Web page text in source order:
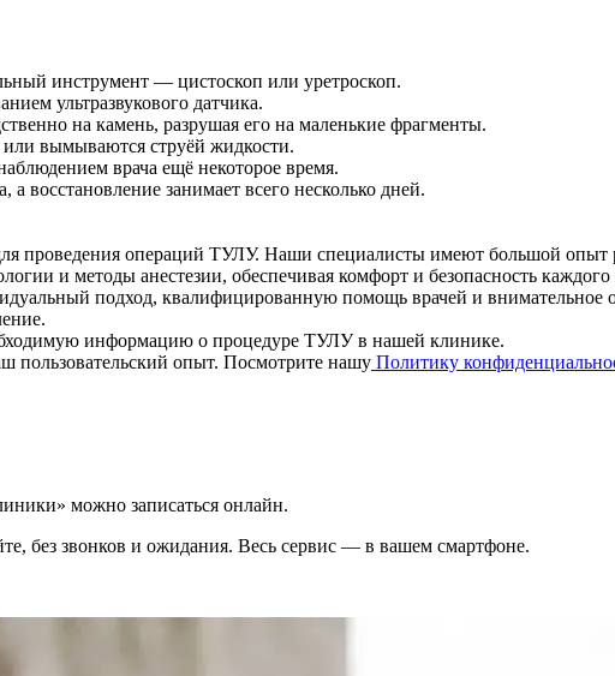
инструмент — цистоскоп или уретроскоп.
ультразвукового датчика.
на камень, разрушая его на маленькие фрагменты.
вымываются струёй жидкости.
врача ещё некоторое время.
восстановление занимает всего несколько дней.
проведения операций ТУЛУ. Наши специалисты имеют большой опыт
и методы анестезии, обеспечивая комфорт и безопасность каждого
подход, квалифицированную помощь врачей и
информацию о процедуре ТУЛУ в нашей клинике.
пользовательский опыт. Посмотрите нашу Политику
можно записаться онлайн.
без звонков и ожидания. Весь сервис — в вашем смартфоне.